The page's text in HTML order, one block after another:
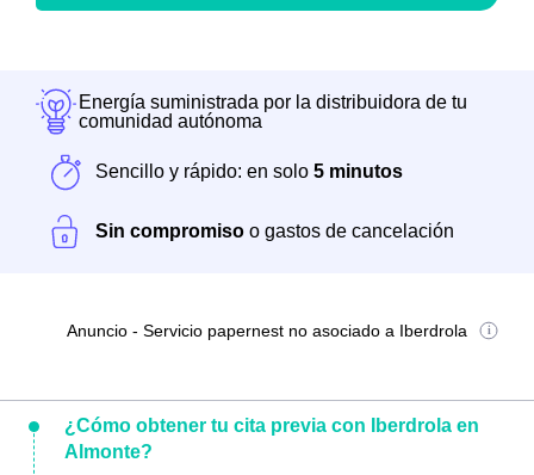
Energía suministrada por la distribuidora de tu
comunidad autónoma
Sencillo y rápido: en solo 5 minutos
Sin compromiso o gastos de cancelación
Anuncio - Servicio papernest no asociado a Iberdrola
¿Cómo obtener tu cita previa con Iberdrola en
Almonte?